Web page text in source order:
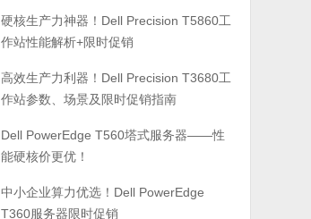
硬核生产力神器！Dell Precision T5860工
作站性能解析+限时促销
高效生产力利器！Dell Precision T3680工
作站参数、场景及限时促销指南
Dell PowerEdge T560塔式服务器——性
能硬核价更优！
中小企业算力优选！Dell PowerEdge
T360服务器限时促销